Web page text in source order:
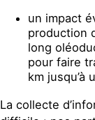
un impact
production
long
pour faire
km jusqu’à
La collecte